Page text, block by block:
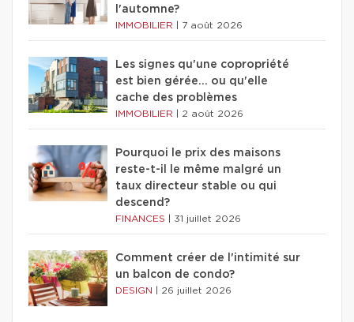
l'automne?
IMMOBILIER 7 août 2026
Les signes qu'une copropriété
est bien gérée… ou qu'elle
cache des problèmes
IMMOBILIER 2 août 2026
Pourquoi le prix des maisons
reste-t-il le même malgré un
taux directeur stable ou qui
descend?
FINANCES 31 juillet 2026
Comment créer de l'intimité sur
un balcon de condo?
DESIGN 26 juillet 2026